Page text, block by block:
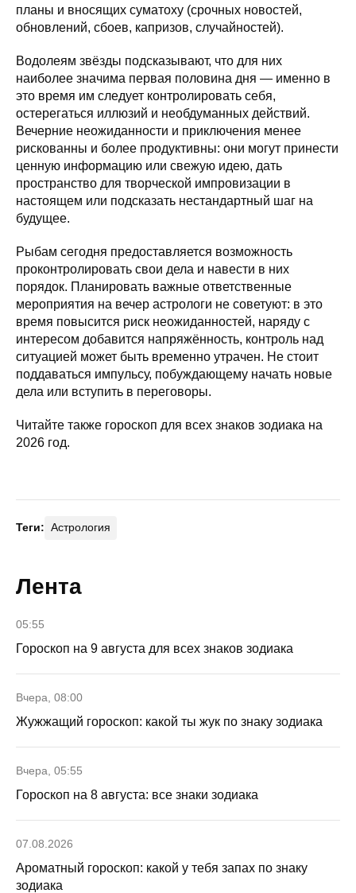
планы и вносящих суматоху (срочных новостей,
обновлений, сбоев, капризов, случайностей).
Водолеям звёзды подсказывают, что для них
наиболее значима первая половина дня — именно в
это время им следует контролировать себя,
остерегаться иллюзий и необдуманных действий.
Вечерние неожиданности и приключения менее
рискованны и более продуктивны: они могут принести
ценную информацию или свежую идею, дать
пространство для творческой импровизации в
настоящем или подсказать нестандартный шаг на
будущее.
Рыбам сегодня предоставляется возможность
проконтролировать свои дела и навести в них
порядок. Планировать важные ответственные
мероприятия на вечер астрологи не советуют: в это
время повысится риск неожиданностей, наряду с
интересом добавится напряжённость, контроль над
ситуацией может быть временно утрачен. Не стоит
поддаваться импульсу, побуждающему начать новые
дела или вступить в переговоры.
Читайте также гороскоп для всех знаков зодиака на
2026 год.
Теги: Астрология
Лента
05:55
Гороскоп на 9 августа для всех знаков зодиака
Вчера, 08:00
Жужжащий гороскоп: какой ты жук по знаку зодиака
Вчера, 05:55
Гороскоп на 8 августа: все знаки зодиака
07.08.2026
Ароматный гороскоп: какой у тебя запах по знаку
зодиака